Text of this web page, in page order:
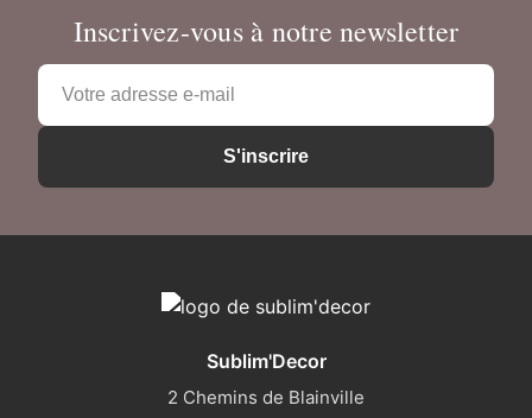
Inscrivez-vous à notre newsletter
Adresse
mail
S'inscrire
Sublim'Decor
2 Chemins de Blainville